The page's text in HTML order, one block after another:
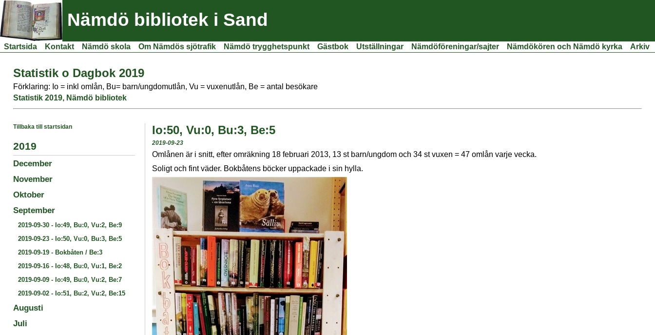
Nämdö bibliotek i Sand
Startsida Kontakt Nämdö skola Om Nämdös sjötrafik Nämdö trygghetspunkt Gästbok Utställningar Nämdöföreningar/sajter Nämdökören och Nämdö kyrka Arkiv
Statistik o Dagbok 2019
Förklaring: Io = inkl omlån, Bu= barn/ungdomutlån, Vu = vuxenutlån, Be = antal besökare
Statistik 2019, Nämdö bibliotek
Tillbaka till startsidan
2019
December
November
Oktober
September
2019-09-30- Io:49, Bu:0, Vu:2, Be:9
2019-09-23- Io:50, Vu:0, Bu:3, Be:5
2019-09-19- Bokbåten / Be:3
2019-09-16- Io:48, Bu:0, Vu:1, Be:2
2019-09-09- Io:49, Bu:0, Vu:2, Be:7
2019-09-02- Io:51, Bu:2, Vu:2, Be:15
Augusti
Juli
Io:50, Vu:0, Bu:3, Be:5
2019-09-23
Omlånen är i snitt, efter omräkning 18 februari 2013, 13 st barn/ungdom och 34 st vuxen = 47 omlån varje vecka.
Soligt och fint väder. Bokbåtens böcker uppackade i sin hylla.